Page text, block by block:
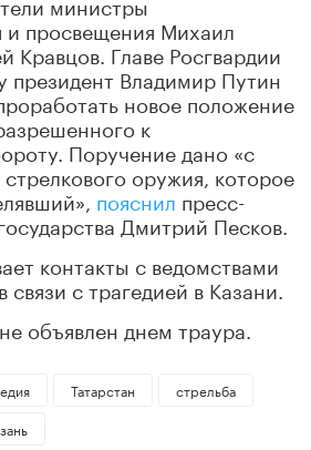
и просвещения Михаил
Кравцов. Главе Росгвардии
президент Владимир Путин
новое положение
к
Поручение дано «с
оружия, которое
пояснил пресс-
Дмитрий Песков.
контакты с ведомствами
с трагедией в Казани.
объявлен днем траура.
Татарстан
стрельба